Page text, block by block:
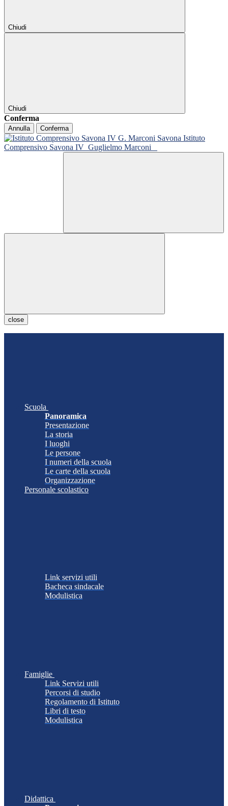
Chiudi
Chiudi
Conferma
Annulla Conferma
Istituto
Comprensivo Savona IV Guglielmo Marconi
close
Scuola
Panoramica
Presentazione
La storia
I luoghi
Le persone
I numeri della scuola
Le carte della scuola
Organizzazione
Personale scolastico
Link servizi utili
Bacheca sindacale
Modulistica
Famiglie
Link Servizi utili
Percorsi di studio
Regolamento di Istituto
Libri di testo
Modulistica
Didattica